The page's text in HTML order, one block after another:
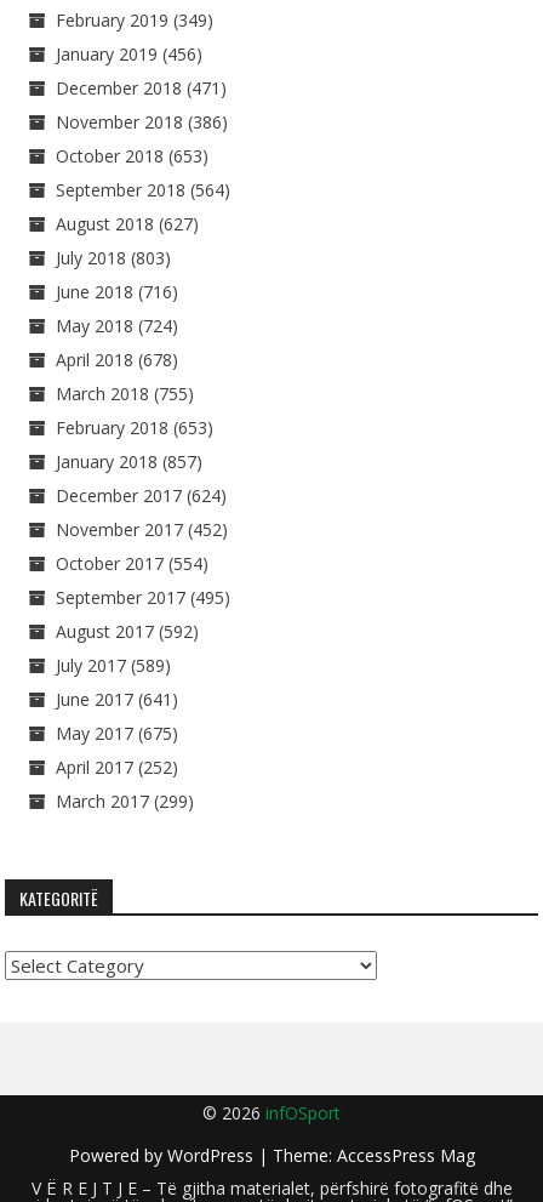
February 2019 (349)
January 2019 (456)
December 2018 (471)
November 2018 (386)
October 2018 (653)
September 2018 (564)
August 2018 (627)
July 2018 (803)
June 2018 (716)
May 2018 (724)
April 2018 (678)
March 2018 (755)
February 2018 (653)
January 2018 (857)
December 2017 (624)
November 2017 (452)
October 2017 (554)
September 2017 (495)
August 2017 (592)
July 2017 (589)
June 2017 (641)
May 2017 (675)
April 2017 (252)
March 2017 (299)
KATEGORITË
Kategoritë
© 2026 infOSport
Powered by WordPress | Theme: AccessPress Mag
V Ë R E J T J E – Të gjitha materialet, përfshirë fotografitë dhe